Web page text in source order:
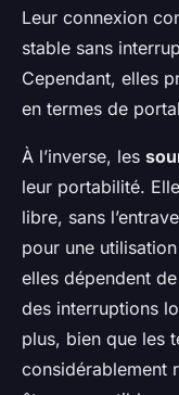
Leur connexion
stable sans
Cependant, elles
en termes de
À l’inverse, les
leur portabilité.
libre, sans
pour une
elles dépendent
des interruptions
plus, bien que les
considérablement